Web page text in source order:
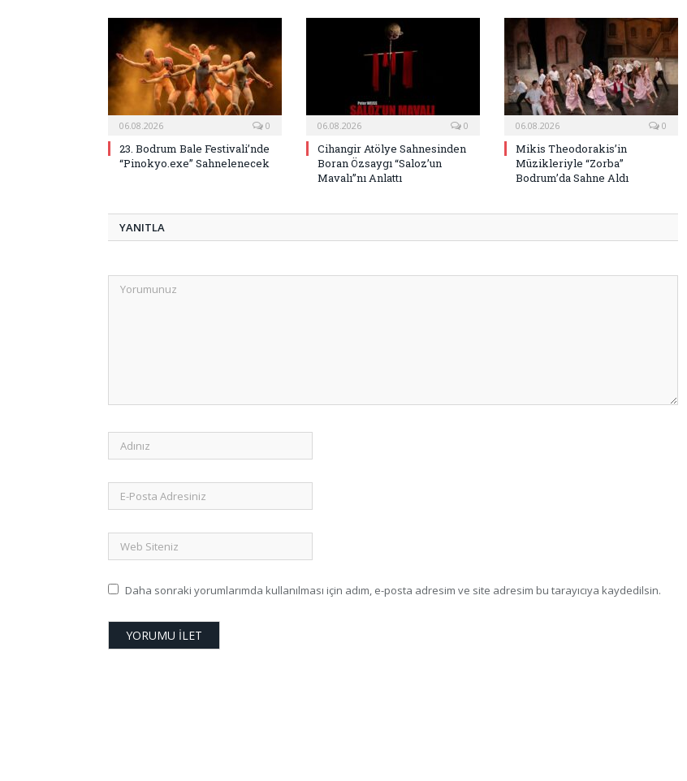
06.08.2026 0
23. Bodrum Bale Festivali’nde
“Pinokyo.exe” Sahnelenecek
06.08.2026 0
Cihangir Atölye Sahnesinden
Boran Özsaygı “Saloz’un
Mavalı”nı Anlattı
06.08.2026 0
Mikis Theodorakis’in
Müzikleriyle “Zorba”
Bodrum’da Sahne Aldı
YANITLA
Daha sonraki yorumlarımda kullanılması için adım, e-posta adresim ve site adresim bu tarayıcıya kaydedilsin.